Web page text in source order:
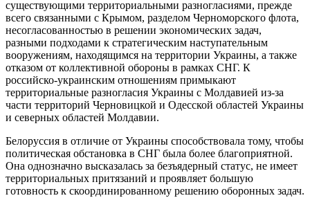
существующими территориальными разногласиями, прежде
всего связанными с Крымом, разделом Черноморского флота,
несогласованностью в решении экономических задач,
разными подходами к стратегическим наступательным
вооружениям, находящимся на территории Украины, а также
отказом от коллективной обороны в рамках СНГ. К
российско-украинским отношениям примыкают
территориальные разногласия Украины с Молдавией из-за
части территорий Черновицкой и Одесской областей Украины
и северных областей Молдавии.
Белоруссия в отличие от Украины способствовала тому, чтобы
политическая обстановка в СНГ была более благоприятной.
Она однозначно высказалась за безъядерный статус, не имеет
территориальных притязаний и проявляет большую
готовность к скоординированному решению оборонных задач.